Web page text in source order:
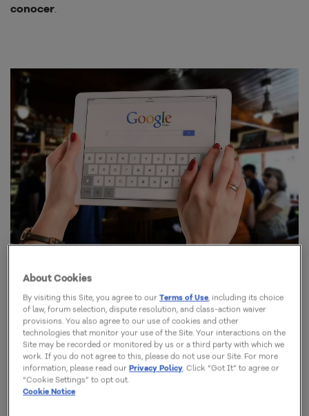
conocer.
¿Qué es RankBrain?
Muchos expertos creen que RankBrain es una parte
integral del algoritmo de búsqueda Hummingbird, que
About Cookies
By visiting this Site, you agree to ourTerms of Use, including its choice
of law, forum selection, dispute resolution, and class-action waiver
provisions. You also agree to our use of cookies and other
technologies that monitor your use of the Site. Your interactions on the
Site may be recorded or monitored by us or a third party with which we
work. If you do not agree to this, please do not use our Site. For more
information, please read ourPrivacy Policy. Click “Got It” to agree or
“Cookie Settings” to opt out.
Cookie Notice